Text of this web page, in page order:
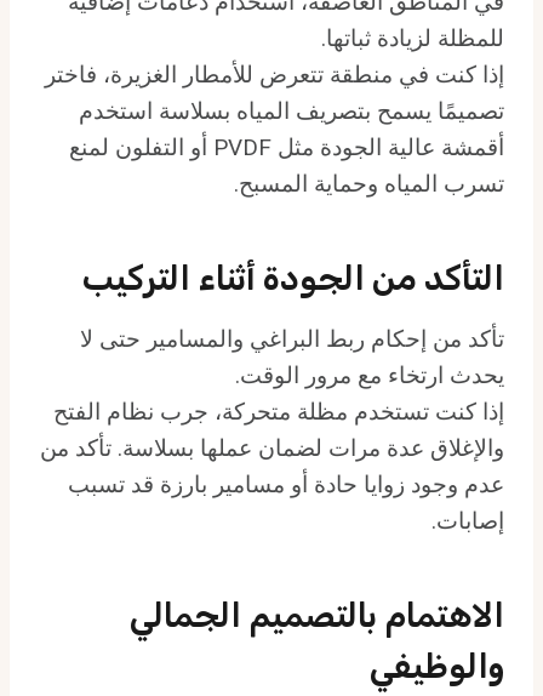
للمظلة لزيادة ثباتها.
إذا كنت في منطقة تتعرض للأمطار الغزيرة، فاختر
تصميمًا يسمح بتصريف المياه بسلاسة استخدم
أقمشة عالية الجودة مثل PVDF أو التفلون لمنع
تسرب المياه وحماية المسبح.
التأكد من الجودة أثناء التركيب
تأكد من إحكام ربط البراغي والمسامير حتى لا
يحدث ارتخاء مع مرور الوقت.
إذا كنت تستخدم مظلة متحركة، جرب نظام الفتح
والإغلاق عدة مرات لضمان عملها بسلاسة. تأكد من
عدم وجود زوايا حادة أو مسامير بارزة قد تسبب
إصابات.
الاهتمام بالتصميم الجمالي
والوظيفي